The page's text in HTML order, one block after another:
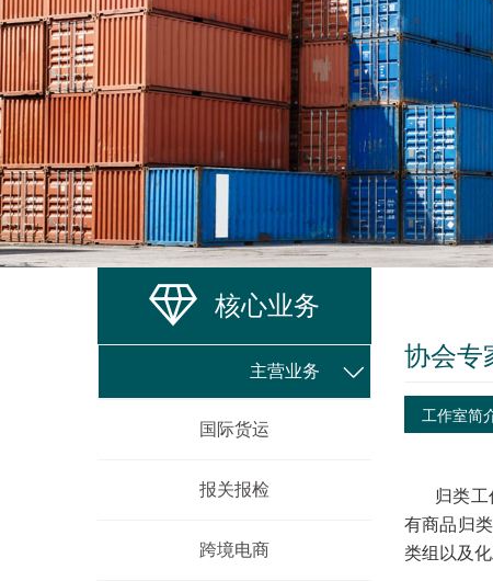
核心业务
主营业务
国际货运
报关报检
跨境电商
协会专
工作室简
归类工
有商品归
类组以及